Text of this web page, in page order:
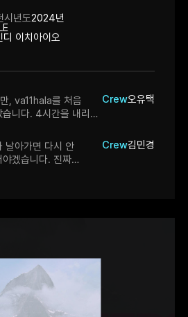
시년도2024년
이치아이오
, va11hala를 처음
니다. 4시간을 내리
증거 수집 및 사건
지 흠잡을 곳 없이
사이버펑크 세계를 잘
심한 점이 많이
습니다. 약간
인물들의 live 2D 사용
일한 행동이 조금 자주
식 출시가 기대되는
Crew오유택
날아가면 다시 안
겠습니다. 진짜
. 프레임 드롭이라는 게
서 온 것 마냥 조금의
과 단 하나의 요소도
색 가득하고 성격
력적인 배경을 다
와 사이버펑크를
Crew김민경